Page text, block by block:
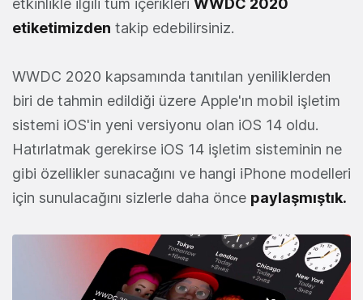
etkinlikle ilgili tüm içerikleri WWDC 2020
etiketimizden takip edebilirsiniz.
WWDC 2020 kapsamında tanıtılan yeniliklerden
biri de tahmin edildiği üzere Apple'ın mobil işletim
sistemi iOS'in yeni versiyonu olan iOS 14 oldu.
Hatırlatmak gerekirse iOS 14 işletim sisteminin ne
gibi özellikler sunacağını ve hangi iPhone modelleri
için sunulacağını sizlerle daha önce paylaşmıştık.